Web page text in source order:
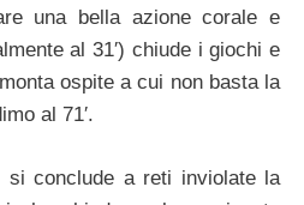
una bella azione corale e
al 31′) chiude i giochi e
ospite a cui non basta la
al 71′.
si conclude a reti inviolate la